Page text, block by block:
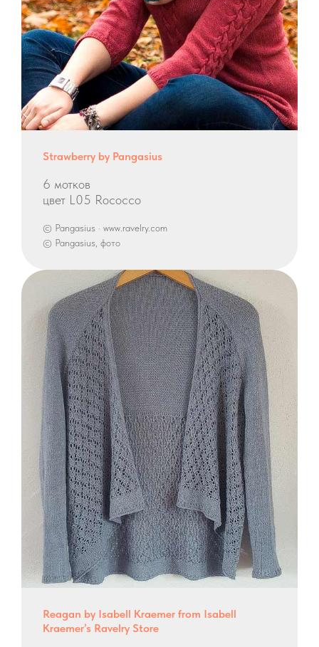
Strawberry by Pangasius
6 мотков
цвет L05 Rococco
© Pangasius · www.ravelry.com
© Pangasius, фото
Reagan by Isabell Kraemer from Isabell
Kraemer’s Ravelry Store